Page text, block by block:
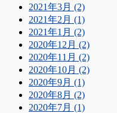
2021年3月 (2)
2021年2月 (1)
2021年1月 (2)
2020年12月 (2)
2020年11月 (2)
2020年10月 (2)
2020年9月 (1)
2020年8月 (2)
2020年7月 (1)